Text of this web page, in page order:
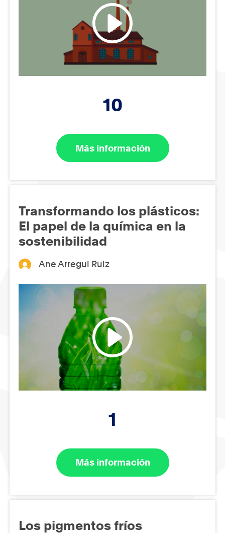
10
Más información
Transformando los plásticos:
El papel de la química en la
sostenibilidad
Ane Arregui Ruiz
1
Más información
Los pigmentos fríos